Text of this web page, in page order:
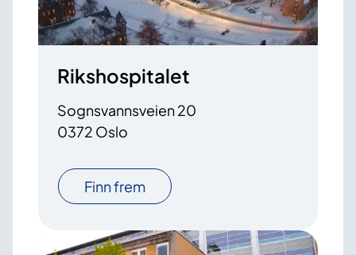
Rikshospitalet
Sognsvannsveien 20
0372 Oslo
Finn frem